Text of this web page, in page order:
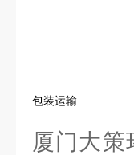
包装运输
厦门大